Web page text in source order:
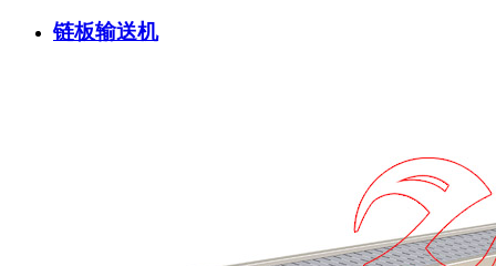
链板输送机